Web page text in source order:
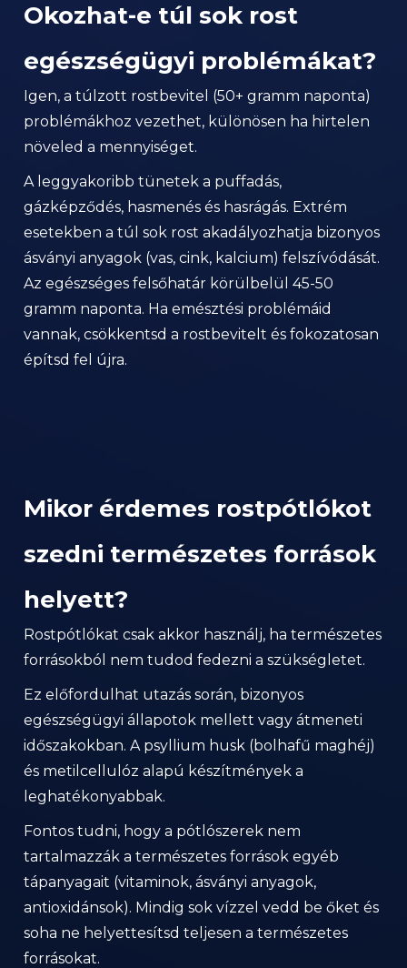
Okozhat-e túl sok rost
egészségügyi problémákat?
Igen, a túlzott rostbevitel (50+ gramm naponta)
problémákhoz vezethet, különösen ha hirtelen
növeled a mennyiséget.
A leggyakoribb tünetek a puffadás,
gázképződés, hasmenés és hasrágás. Extrém
esetekben a túl sok rost akadályozhatja bizonyos
ásványi anyagok (vas, cink, kalcium) felszívódását.
Az egészséges felsőhatár körülbelül 45-50
gramm naponta. Ha emésztési problémáid
vannak, csökkentsd a rostbevitelt és fokozatosan
építsd fel újra.
Mikor érdemes rostpótlókot
szedni természetes források
helyett?
Rostpótlókat csak akkor használj, ha természetes
forrásokból nem tudod fedezni a szükségletet.
Ez előfordulhat utazás során, bizonyos
egészségügyi állapotok mellett vagy átmeneti
időszakokban. A psyllium husk (bolhafű maghéj)
és metilcellulóz alapú készítmények a
leghatékonyabbak.
Fontos tudni, hogy a pótlószerek nem
tartalmazzák a természetes források egyéb
tápanyagait (vitaminok, ásványi anyagok,
antioxidánsok). Mindig sok vízzel vedd be őket és
soha ne helyettesítsd teljesen a természetes
forrásokat.